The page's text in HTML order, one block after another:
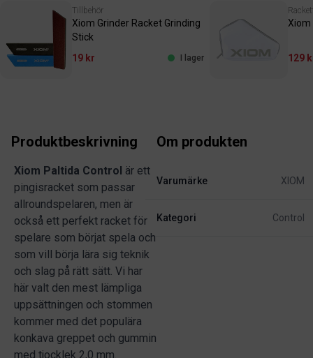
Tillbehör
Xiom Grinder Racket Grinding
Stick
19 kr
I lager
Xiom
129
Produktbeskrivning
Xiom Paltida Control är ett
pingisracket som passar
allroundspelaren, men är
också ett perfekt racket för
spelare som börjat spela och
som vill börja lära sig teknik
och slag på rätt sätt. Vi har
här valt den mest lämpliga
uppsättningen och stommen
kommer med det populära
konkava greppet och gummin
med tjocklek 2,0 mm.
Om produkten
Varumärke XIOM
Kategori Control